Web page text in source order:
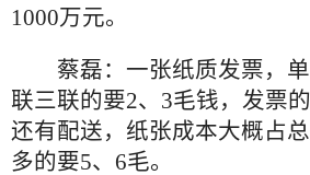
1000万元。
蔡磊：一张纸质发票，单
联三联的要2、3毛钱，发票
还有配送，纸张成本大概占
多的要5、6毛。